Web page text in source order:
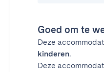
Goed om te
Deze
kinderen.
Deze